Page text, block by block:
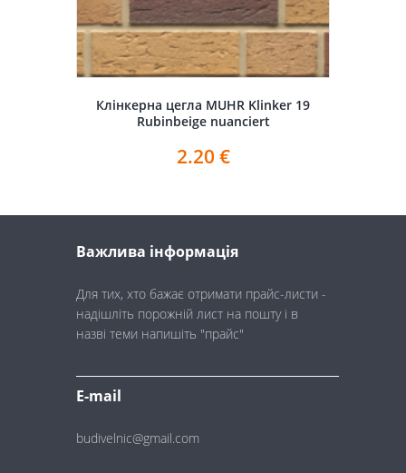
Клінкерна цегла MUHR Klinker 19
Rubinbeige nuanciert
2.20 €
Важлива інформація
Для тих, хто бажає отримати прайс-листи -
надішліть порожній лист на пошту і в
назві теми напишіть "прайс"
E-mail
budivelnic@gmail.com